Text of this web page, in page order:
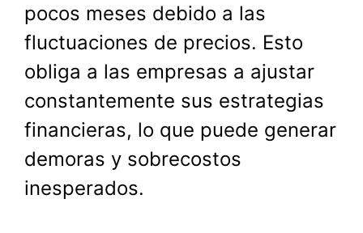
pocos meses debido a las
fluctuaciones de precios. Esto
obliga a las empresas a ajustar
constantemente sus estrategias
financieras, lo que puede generar
demoras y sobrecostos
inesperados.